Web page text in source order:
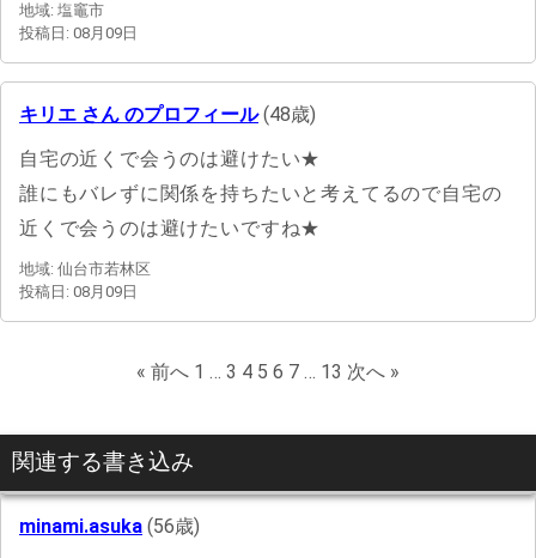
地域: 塩竈市
投稿日: 08月09日
キリエ さん のプロフィール(48歳)
自宅の近くで会うのは避けたい★
誰にもバレずに関係を持ちたいと考えてるので自宅の
近くで会うのは避けたいですね★
地域: 仙台市若林区
投稿日: 08月09日
« 前へ 1 … 3 4 5 6 7 … 13 次へ »
関連する書き込み
minami.asuka (56歳)